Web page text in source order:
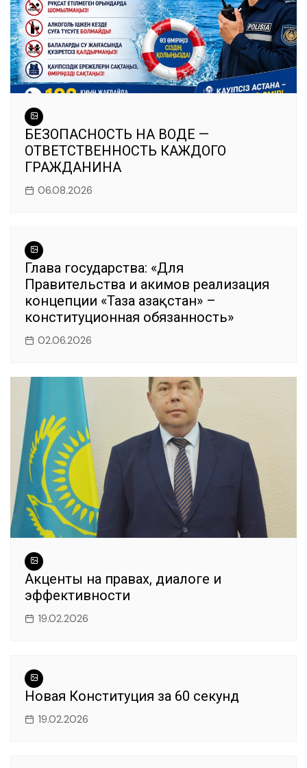
БЕЗОПАСНОСТЬ НА ВОДЕ —
ОТВЕТСТВЕННОСТЬ КАЖДОГО
ГРАЖДАНИНА
06.08.2026
Глава государства: «Для
Правительства и акимов реализация
концепции «Таза Қазақстан» –
конституционная обязанность»
02.06.2026
Акценты на правах, диалоге и
эффективности
19.02.2026
Новая Конституция за 60 секунд
19.02.2026